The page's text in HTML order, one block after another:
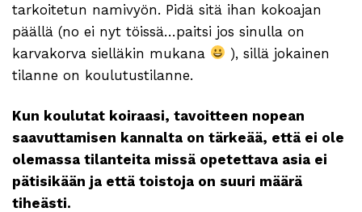
tarkoitetun namivyön. Pidä sitä ihan kokoajan
päällä (no ei nyt töissä…paitsi jos sinulla on
karvakorva sielläkin mukana
), sillä jokainen
tilanne on koulutustilanne.
Kun koulutat koiraasi, tavoitteen nopean
saavuttamisen kannalta on tärkeää, että ei ole
olemassa tilanteita missä opetettava asia ei
pätisikään ja että toistoja on suuri määrä
tiheästi.